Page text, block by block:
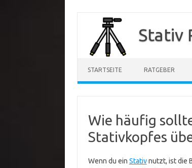
springen
Stativ
STARTSEITE RATGEBER
Wie häufig
Stativkopfes
Wenn du ein Stativnutzt, ist die